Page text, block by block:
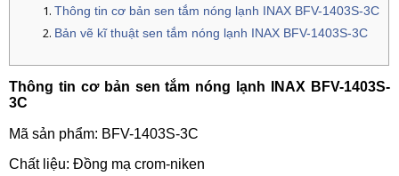
Thông tin cơ bản sen tắm nóng lạnh INAX BFV-1403S-3C
Bản vẽ kĩ thuật sen tắm nóng lạnh INAX BFV-1403S-3C
Thông tin cơ bản sen tắm nóng lạnh INAX BFV-1403S-
3C
Mã sản phẩm: BFV-1403S-3C
Chất liệu: Đồng mạ crom-niken